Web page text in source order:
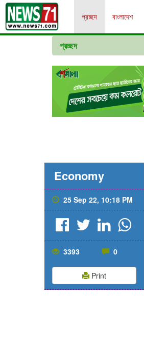
প্রচ্ছদ বাংলাদেশ
প্রচ্ছদ
Economy
25 Sep 22, 10:18 PM
3393 0
Print